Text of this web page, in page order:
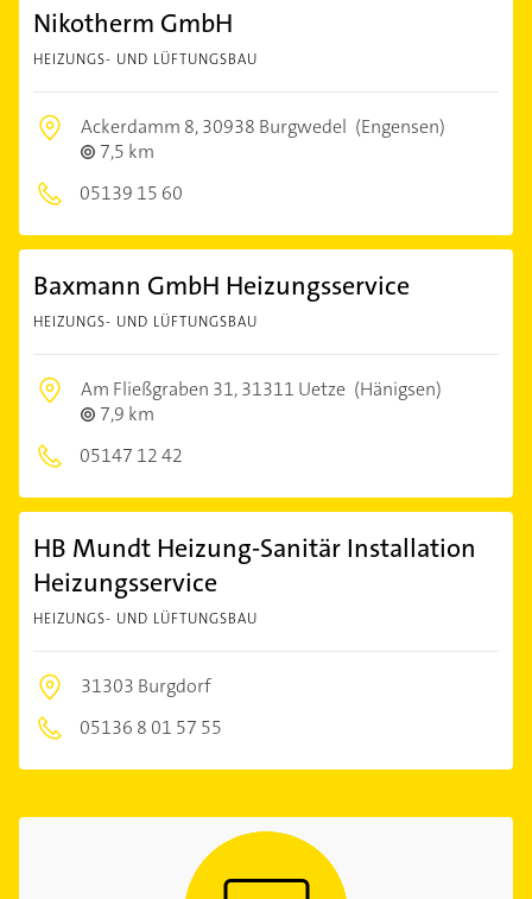
Nikotherm GmbH
HEIZUNGS- UND LÜFTUNGSBAU
Ackerdamm 8,30938 Burgwedel (Engensen)
7,5 km
05139 15 60
Baxmann GmbH Heizungsservice
HEIZUNGS- UND LÜFTUNGSBAU
Am Fließgraben 31,31311 Uetze (Hänigsen)
7,9 km
05147 12 42
HB Mundt Heizung-Sanitär Installation
Heizungsservice
HEIZUNGS- UND LÜFTUNGSBAU
31303 Burgdorf
05136 8 01 57 55